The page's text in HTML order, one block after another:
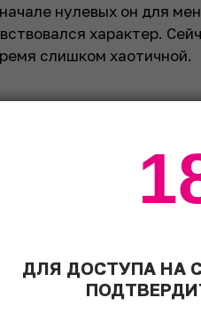
нулевых он для
характер.
слишком хаотичной.
ДЛЯ ДОСТУПА НА